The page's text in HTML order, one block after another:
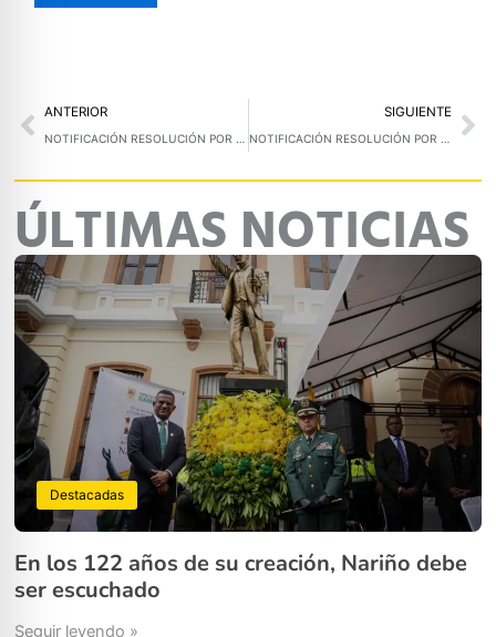
Prev
ANTERIOR
NOTIFICACIÓN RESOLUCIÓN POR MEDIO DE LA CUAL SE LIBRA MANDAMIENTO DE PAGODENTRO DEL PROCESO ADMINISTRATIVO DE COBRO COACTIVO NO. SHCCC-0089-2024 (28 DE AGOSTO DE 2025)
SIGUIENTE
NOTIFICACIÓN RESOLUCIÓN POR MEDIO DE LA CUAL SE LIBRA MANDAMIENTO DE PAGODENTRO DEL PROCESO ADMINISTRATIVO DE COBRO COACTIVO NO. SHCCE-005-2025 (28 DE AGOSTO DE 2025)
ÚLTIMAS NOTICIAS
Destacadas
En los 122 años de su creación, Nariño debe
ser escuchado
Seguir leyendo »